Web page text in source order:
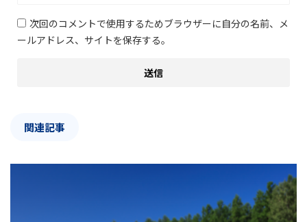
次回のコメントで使用するためブラウザーに自分の名前、メ
ールアドレス、サイトを保存する。
関連記事